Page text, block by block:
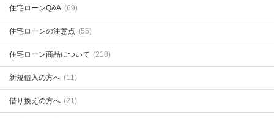
住宅ローンQ&A (69)
住宅ローンの注意点 (55)
住宅ローン商品について (218)
新規借入の方へ (11)
借り換えの方へ (21)